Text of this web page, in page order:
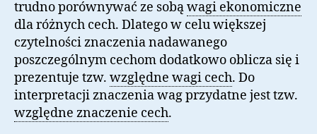
trudno porównywać ze sobąwagi ekonomiczne
dla różnych cech. Dlatego w celu większej
czytelności znaczenia nadawanego
poszczególnym cechom dodatkowo oblicza się i
prezentuje tzw. względne wagi cech. Do
interpretacji znaczenia wag przydatne jest tzw.
względne znaczenie cech.